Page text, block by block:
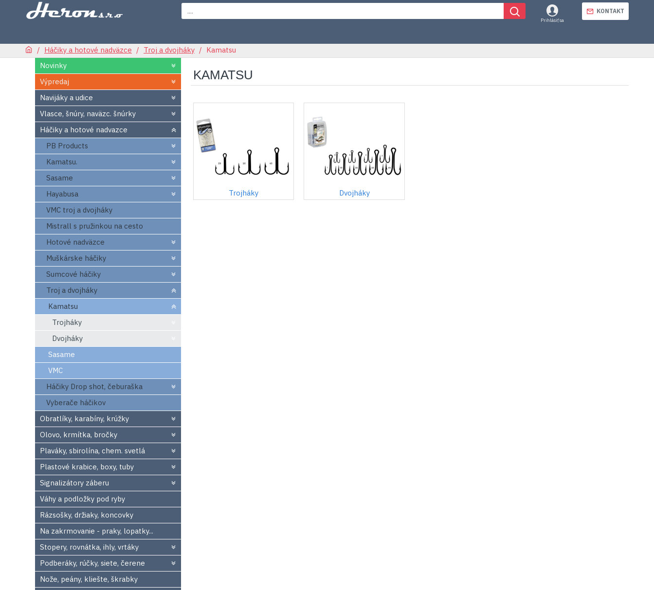
Prihlásiť sa
KONTAKT
Háčiky a hotové nadväzce Troj a dvojháky
Kamatsu
Novinky
Výpredaj
Navijáky a udice
Vlasce, šnúry, naväzc. šnúrky
Háčiky a hotové nadvazce
PB Products
Kamatsu.
Sasame
Hayabusa
VMC troj a dvojháky
Mistrall s pružinkou na cesto
Hotové nadväzce
Muškárske háčiky
Sumcové háčiky
Troj a dvojháky
Kamatsu
Trojháky
Dvojháky
Sasame
VMC
Háčiky Drop shot, čeburaška
Vyberače háčikov
Obratlíky, karabíny, krúžky
Olovo, krmítka, bročky
Plaváky, sbirolína, chem. svetlá
Plastové krabice, boxy, tuby
Signalizátory záberu
Váhy a podložky pod ryby
Rázsošky, držiaky, koncovky
Na zakrmovanie - praky, lopatky...
Stopery, rovnátka, ihly, vrtáky
Podberáky, rúčky, siete, čerene
Nože, peány, kliešte, škrabky
KAMATSU
Trojháky Dvojháky